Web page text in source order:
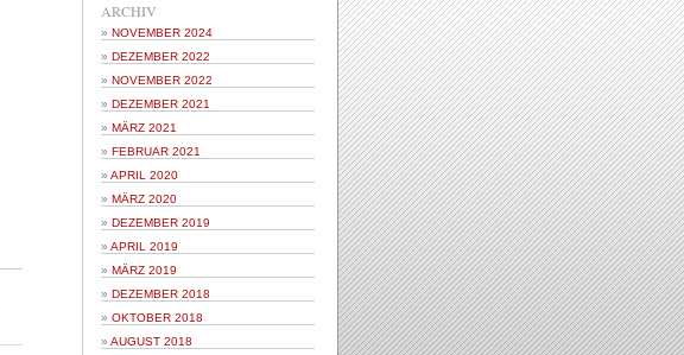
ARCHIV
NOVEMBER 2024
DEZEMBER 2022
NOVEMBER 2022
DEZEMBER 2021
MÄRZ 2021
FEBRUAR 2021
APRIL 2020
MÄRZ 2020
DEZEMBER 2019
APRIL 2019
MÄRZ 2019
DEZEMBER 2018
OKTOBER 2018
AUGUST 2018